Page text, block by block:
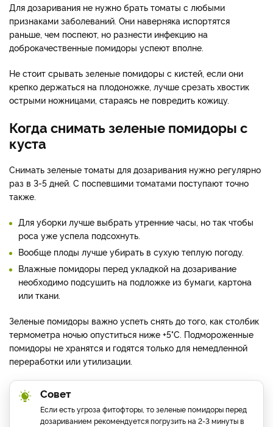
Для дозаривания не нужно брать томаты с любыми
признаками заболеваний. Они наверняка испортятся
раньше, чем поспеют, но разнести инфекцию на
доброкачественные помидоры успеют вполне.
Не стоит срывать зеленые помидоры с кистей, если они
крепко держаться на плодоножке, лучше срезать хвостик
острыми ножницами, стараясь не повредить кожицу.
Когда снимать зеленые помидоры с
куста
Снимать зеленые томаты для дозаривания нужно регулярно
раз в 3-5 дней. С поспевшими томатами поступают точно
также.
Для уборки лучше выбрать утренние часы, но так чтобы
роса уже успела подсохнуть.
Вообще плоды лучше убирать в сухую теплую погоду.
Влажные помидоры перед укладкой на дозаривание
необходимо подсушить на подложке из бумаги, картона
или ткани.
Зеленые помидоры важно успеть снять до того, как столбик
термометра ночью опуститься ниже +5°C. Подмороженные
помидоры не хранятся и годятся только для немедленной
переработки или утилизации.
Совет
Если есть угроза фитофторы, то зеленые помидоры перед
дозариванием рекомендуется погрузить на 2-3 минуты в